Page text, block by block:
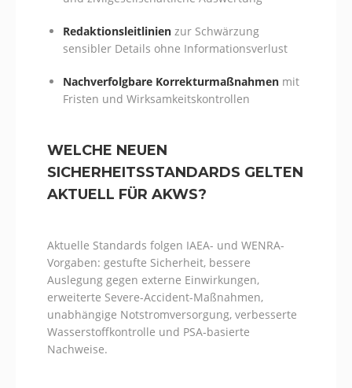
Redaktionsleitlinien zur Schwärzung
sensibler Details ohne Informationsverlust
Nachverfolgbare Korrekturmaßnahmen mit
Fristen und Wirksamkeitskontrollen
WELCHE NEUEN
SICHERHEITSSTANDARDS GELTEN
AKTUELL FÜR AKWS?
Aktuelle Standards folgen IAEA- und WENRA-
Vorgaben: gestufte Sicherheit, bessere
Auslegung gegen externe Einwirkungen,
erweiterte Severe-Accident-Maßnahmen,
unabhängige Notstromversorgung, verbesserte
Wasserstoffkontrolle und PSA‑basierte
Nachweise.